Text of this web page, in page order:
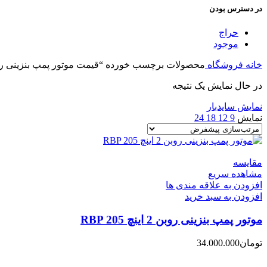
در دسترس بودن
حراج
موجود
خانه فروشگاه محصولات برچسب خورده “قیمت موتور پمپ بنزینی
در حال نمایش یک نتیجه
نمایش سایدبار
نمایش 9
12
18
24
مقایسه
مشاهده سریع
افزودن به علاقه مندی ها
افزودن به سبد خرید
موتور پمپ بنزینی روبن 2 اینچ RBP 205
تومان34.000.000